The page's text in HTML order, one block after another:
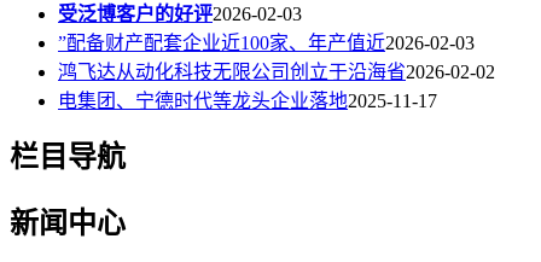
受泛博客户的好评2026-02-03
”配备财产配套企业近100家、年产值近2026-02-03
鸿飞达从动化科技无限公司创立于沿海省2026-02-02
电集团、宁德时代等龙头企业落地2025-11-17
栏目导航
新闻中心